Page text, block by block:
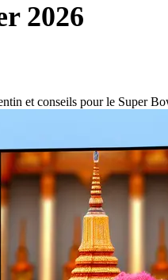
2026
et conseils pour le Super